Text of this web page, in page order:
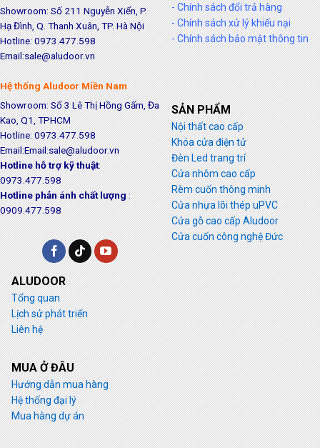
Showroom: Số 211 Nguyễn Xiển, P.
Hạ Đình, Q. Thanh Xuân, TP. Hà Nội
Hotline: 0973.477.598
Email:sale@aludoor.vn
Hệ thống Aludoor Miền Nam
Showroom: Số 3 Lê Thị Hồng Gấm, Đa
Kao, Q1, TPHCM
Hotline: 0973.477.598
Email:Email:sale@aludoor.vn
Hotline hỗ trợ kỹ thuật:
0973.477.598
Hotline phản ánh chất lượng:
0909.477.598
- Chính sách đổi trả hàng
- Chính sách xử lý khiếu nại
- Chính sách bảo mật thông tin
SẢN PHẨM
Nội thất cao cấp
Khóa cửa điện tử
Đèn Led trang trí
Cửa nhôm cao cấp
Rèm cuốn thông minh
Cửa nhựa lõi thép uPVC
Cửa gỗ cao cấp Aludoor
Cửa cuốn công nghệ Đức
ALUDOOR
Tổng quan
Lịch sử phát triển
Liên hệ
MUA Ở ĐÂU
Hướng dẫn mua hàng
Hệ thống đại lý
Mua hàng dự án